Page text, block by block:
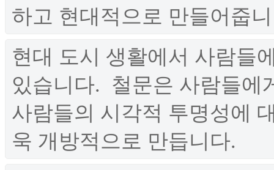
하고 현대적으로 만들어줍
현대 도시 생활에서 사람들
있습니다. ‌ 철문은 사람들에
사람들의 시각적 투명성에
욱 개방적으로 만듭니다. ‌